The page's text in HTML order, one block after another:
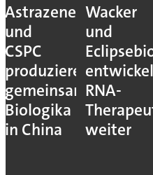
Astrazeneca
und
CSPC
produzieren
gemeinsam
Biologika
in China
Wacker
und
RNA-
weiter